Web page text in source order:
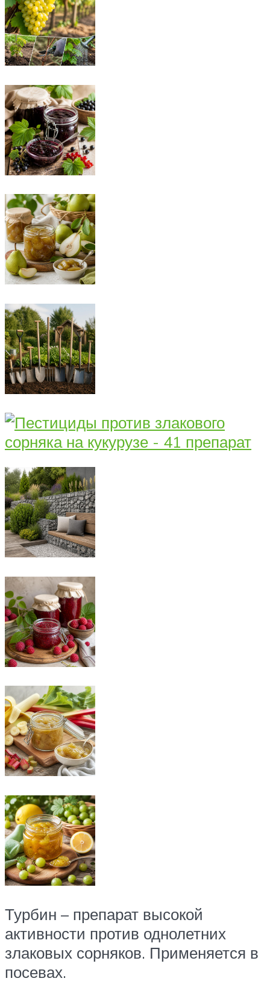
Турбин – препарат высокой
активности против однолетних
злаковых сорняков. Применяется в
посевах.